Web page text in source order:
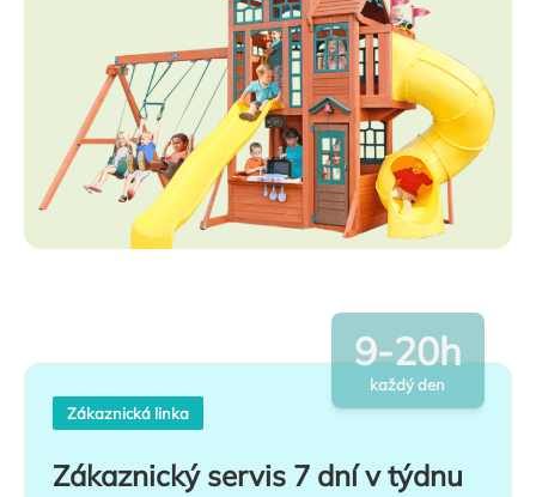
Zákaznická linka
Zákaznický servis 7 dní v týdnu
9-20h
každý den